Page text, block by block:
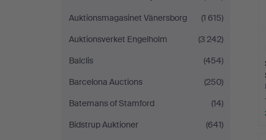
Auktionsmagasinet Vänersborg
(1 615)
Auktionsverket Engelholm
(3 242)
Balclis
(454)
Barcelona Auctions
(250)
Batemans of Stamford
(14)
Bidstrup Auktioner
(641)